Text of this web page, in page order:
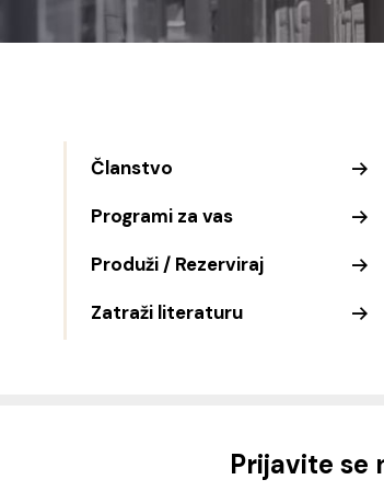
Članstvo
Programi za vas
Produži / Rezerviraj
Zatraži literaturu
Prijavite se